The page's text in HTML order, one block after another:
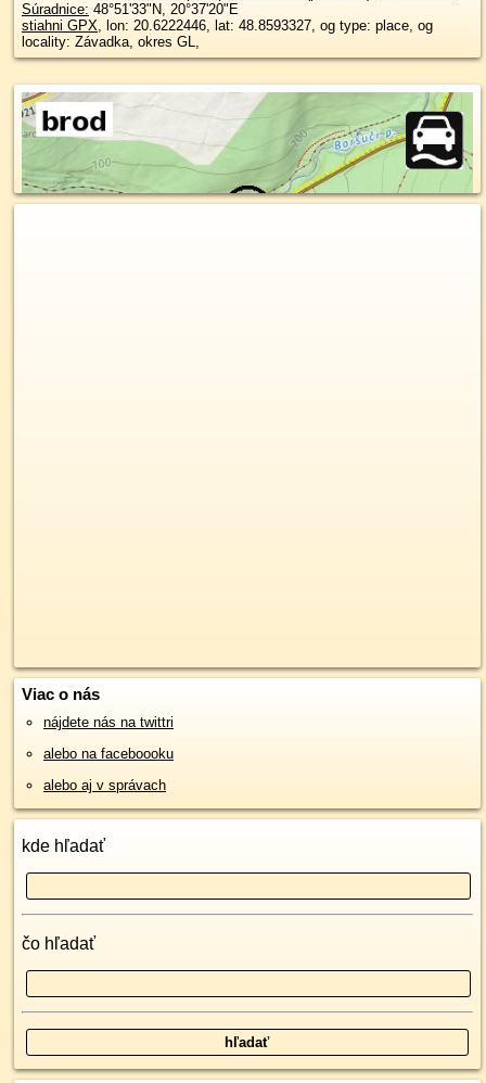
Súradnice: 48°51'33"N, 20°37'20"E
stiahni GPX, lon: 20.6222446, lat: 48.8593327, og type: place, og
locality: Závadka, okres GL,
Viac o nás
nájdete nás na twittri
alebo na faceboooku
alebo aj v správach
kde hľadať
čo hľadať